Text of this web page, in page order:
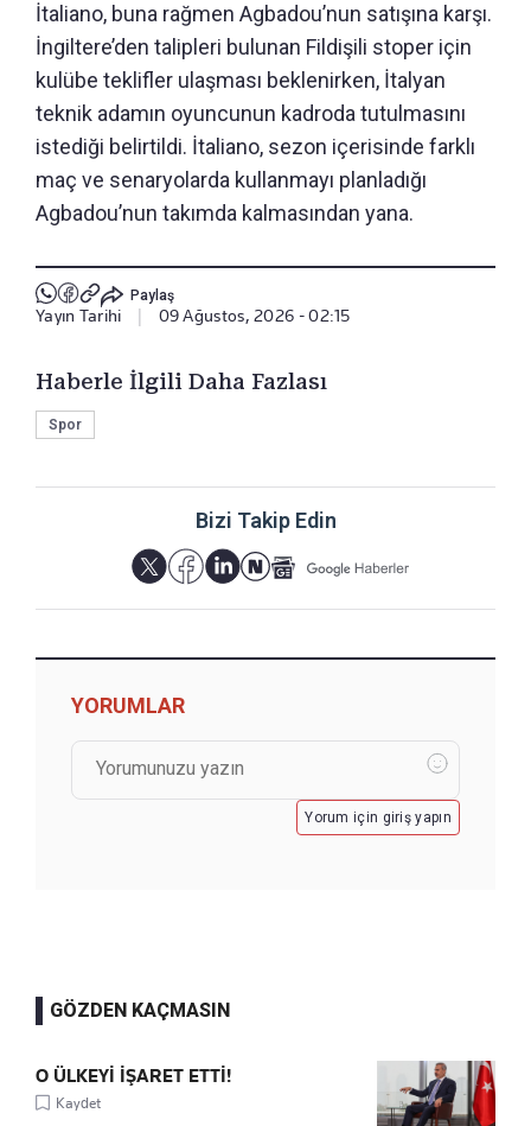
İtaliano, buna rağmen Agbadou’nun satışına karşı.
İngiltere’den talipleri bulunan Fildişili stoper için
kulübe teklifler ulaşması beklenirken, İtalyan
teknik adamın oyuncunun kadroda tutulmasını
istediği belirtildi. İtaliano, sezon içerisinde farklı
maç ve senaryolarda kullanmayı planladığı
Agbadou’nun takımda kalmasından yana.
Paylaş
Yayın Tarihi 09 Ağustos, 2026 - 02:15
Haberle İlgili Daha Fazlası
Spor
Bizi Takip Edin
YORUMLAR
Yorum için giriş yapın
GÖZDEN KAÇMASIN
O ÜLKEYİ İŞARET ETTİ!
Kaydet